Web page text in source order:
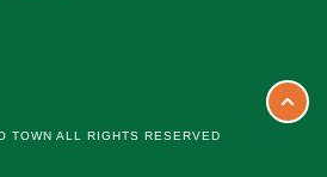
TOWN ALL RIGHTS RESERVED